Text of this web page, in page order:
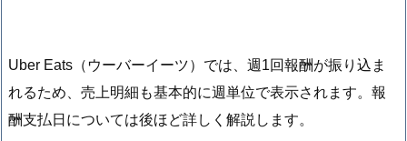
Uber Eats（ウーバーイーツ）では、週1回報酬が振り込ま
れるため、売上明細も基本的に週単位で表示されます。報
酬支払日については後ほど詳しく解説します。